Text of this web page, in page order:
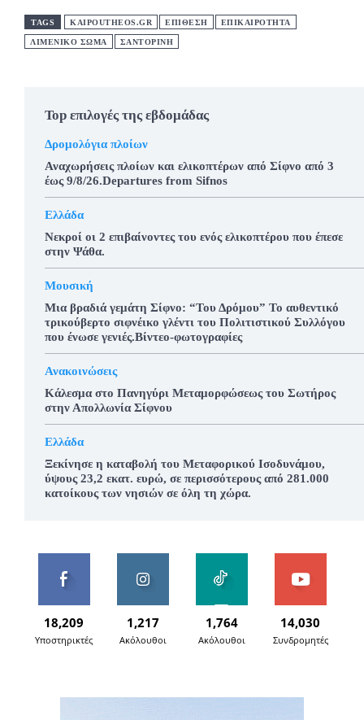
TAGS KAIPOUTHEOS.GR ΕΠΙΘΕΣΗ ΕΠΙΚΑΙΡΟΤΗΤΑ
ΛΙΜΕΝΙΚΟ ΣΩΜΑ ΣΑΝΤΟΡΊΝΗ
Top επιλογές της εβδομάδας
Δρομολόγια πλοίων
Αναχωρήσεις πλοίων και ελικοπτέρων από Σίφνο από 3
έως 9/8/26.Departures from Sifnos
Ελλάδα
Νεκροί οι 2 επιβαίνοντες του ενός ελικοπτέρου που έπεσε
στην Ψάθα.
Μουσική
Μια βραδιά γεμάτη Σίφνο: “Του Δρόμου” Το αυθεντικό
τρικούβερτο σιφνέικο γλέντι του Πολιτιστικού Συλλόγου
που ένωσε γενιές.Βίντεο-φωτογραφίες
Ανακοινώσεις
Κάλεσμα στο Πανηγύρι Μεταμορφώσεως του Σωτήρος
στην Απολλωνία Σίφνου
Ελλάδα
Ξεκίνησε η καταβολή του Μεταφορικού Ισοδυνάμου,
ύψους 23,2 εκατ. ευρώ, σε περισσότερους από 281.000
κατοίκους των νησιών σε όλη τη χώρα.
18,209
Υποστηρικτές
1,217
Ακόλουθοι
1,764
Ακόλουθοι
14,030
Συνδρομητές